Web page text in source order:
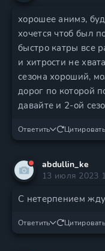
хорошее анимэ,
хочется чтоб был
быстро катры все
и хитрости не
сезона хороший,
дорог по которой
давайте и 2-ой
Ответить Цитировать
abdullin_ke
13 июля 2023
С нетерпением
Ответить Цитировать